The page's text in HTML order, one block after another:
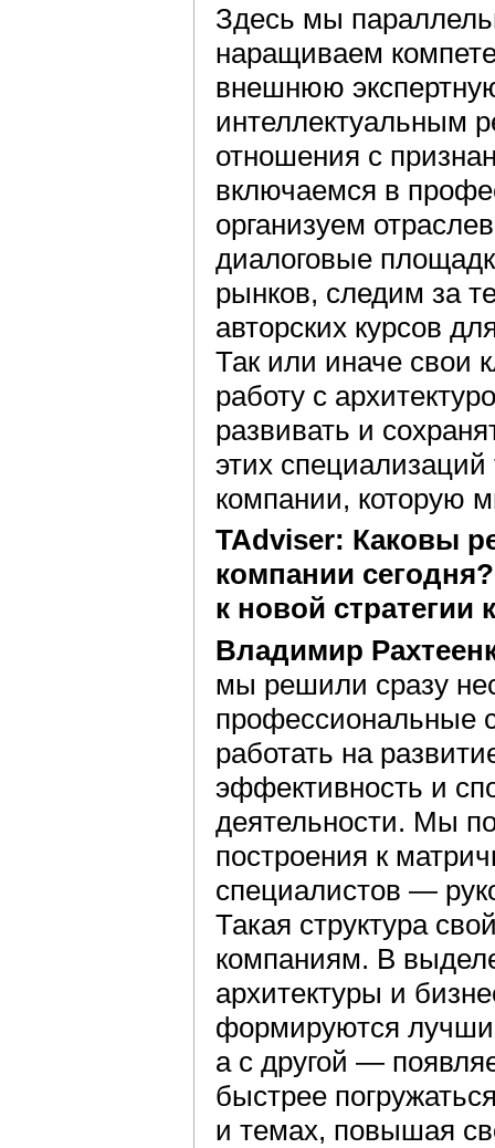
Здесь мы
наращиваем
внешнюю
интеллектуальным
отношения с
включаемся в
организуем
диалоговые
рынков, следим за
авторских курсов
Так или иначе свои
работу с
развивать и
этих специализаций
компании, которую
TAdviser: Каковы
компании
к новой стратегии
Владимир
мы решили сразу
профессиональные
работать на
эффективность и
деятельности. Мы
построения к
специалистов —
Такая структура
компаниям. В
архитектуры и
формируются
а с другой —
быстрее
и темах, повышая